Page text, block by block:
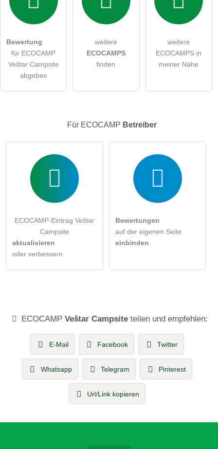
Hiermit akzeptiere ich die .
öffentliche Frage stellen Abbrechen
Hinweis:
Bewertung
für ECOCAMP
Veštar Campsite
abgeben
weitere
ECOCAMPS
finden
weitere
ECOCAMPS in
meiner Nähe
Für ECOCAMP Betreiber
ECOCAMP-Eintrag Veštar
Campsite
aktualisieren
oder verbessern
Bewertungen
auf der eigenen Seite
einbinden
ECOCAMPVeštar Campsite teilen und empfehlen:
E-Mail Facebook Twitter
Whatsapp Telegram Pinterest
Url/Link kopieren